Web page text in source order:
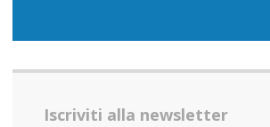
Iscriviti alla newsletter